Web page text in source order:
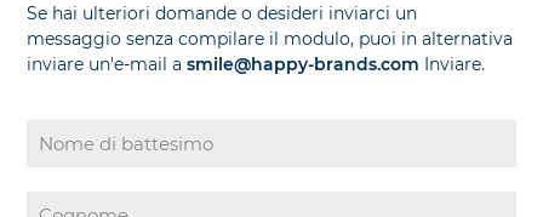
Se hai ulteriori domande o desideri inviarci un
messaggio senza compilare il modulo, puoi in alternativa
inviare un'e-mail a smile@happy-brands.com Inviare.